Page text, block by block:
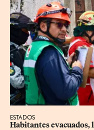
ESTADOS
Habitantes evacuados,